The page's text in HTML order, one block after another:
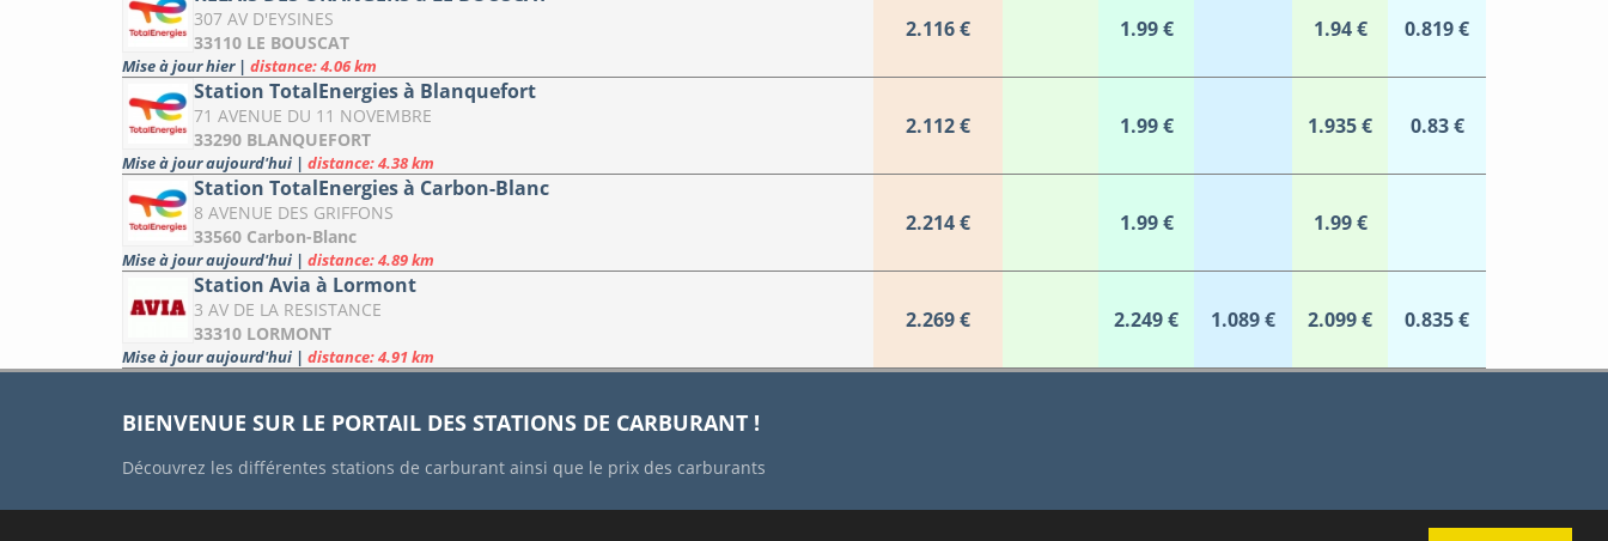
307 AV D'EYSINES
33110 LE BOUSCAT
Mise à jour hier | distance: 4.06 km
2.116 € 1.99 € 1.94 € 0.819 €
Station TotalEnergies à Blanquefort
71 AVENUE DU 11 NOVEMBRE
33290 BLANQUEFORT
Mise à jour aujourd'hui | distance: 4.38 km
2.112 € 1.99 € 1.935 € 0.83 €
Station TotalEnergies à Carbon-Blanc
8 AVENUE DES GRIFFONS
33560 Carbon-Blanc
Mise à jour aujourd'hui | distance: 4.89 km
2.214 € 1.99 € 1.99 €
Station Avia à Lormont
3 AV DE LA RESISTANCE
33310 LORMONT
Mise à jour aujourd'hui | distance: 4.91 km
2.269 € 2.249 € 1.089 € 2.099 € 0.835 €
BIENVENUE SUR LE PORTAIL DES STATIONS DE CARBURANT !
Découvrez les différentes stations de carburant ainsi que le prix des carburants